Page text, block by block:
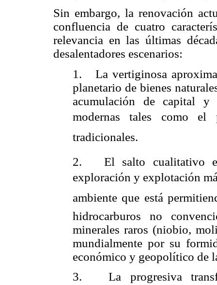
Sin embargo, la renovación
confluencia de cuatro
relevancia en las últimas
desalentadores escenarios:
1.
La vertiginosa
planetario de bienes
acumulación de capital y
modernas tales como
tradicionales.
2.
El salto cualitativo
exploración y explotación
ambiente que está
hidrocarburos no
minerales raros (niobio,
mundialmente por su
económico y geopolítico de
3.
La progresiva